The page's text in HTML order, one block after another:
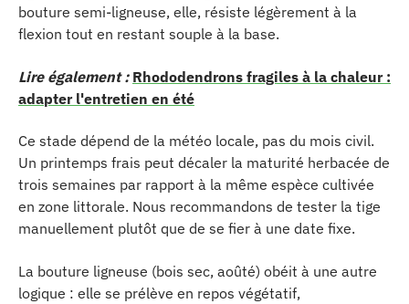
bouture semi-ligneuse, elle, résiste légèrement à la
flexion tout en restant souple à la base.
Lire également : Rhododendrons fragiles à la chaleur :
adapter l'entretien en été
Ce stade dépend de la météo locale, pas du mois civil.
Un printemps frais peut décaler la maturité herbacée de
trois semaines par rapport à la même espèce cultivée
en zone littorale. Nous recommandons de tester la tige
manuellement plutôt que de se fier à une date fixe.
La bouture ligneuse (bois sec, aoûté) obéit à une autre
logique : elle se prélève en repos végétatif,